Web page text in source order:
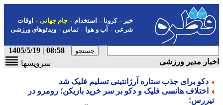
-کرونا-استخدام- جام جهانی-اوقات
شرعی-آب و هوا-تماس-ویدئوهای ورزشی
08:58 | 1405/5/19
مدیر ورزشی
سرویسها
دکو برای جذب ستاره آرژانتینی تسلیم فلیک شد
اختلاف هانسی فلیک و دکو بر سر خرید بازیکن؛ رومرو در